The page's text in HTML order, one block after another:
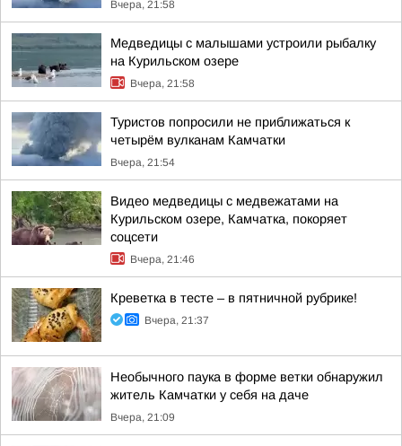
Вчера, 21:58
Медведицы с малышами устроили рыбалку
на Курильском озере
Вчера, 21:58
Туристов попросили не приближаться к
четырём вулканам Камчатки
Вчера, 21:54
Видео медведицы с медвежатами на
Курильском озере, Камчатка, покоряет
соцсети
Вчера, 21:46
Креветка в тесте – в пятничной рубрике!
Вчера, 21:37
Необычного паука в форме ветки обнаружил
житель Камчатки у себя на даче
Вчера, 21:09